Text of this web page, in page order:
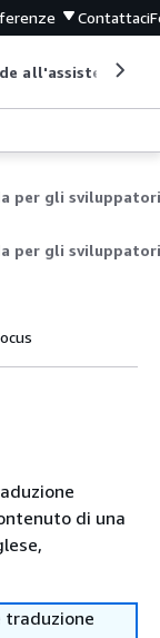
Contattaci
all'assistenza
per gli sviluppatori
per gli sviluppatori
di una
traduzione